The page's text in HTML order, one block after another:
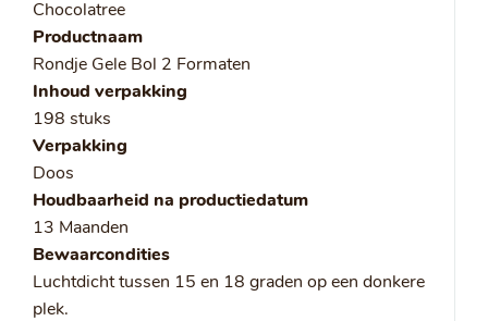
Chocolatree
Productnaam
Rondje Gele Bol 2 Formaten
Inhoud verpakking
198 stuks
Verpakking
Doos
Houdbaarheid na productiedatum
13 Maanden
Bewaarcondities
Luchtdicht tussen 15 en 18 graden op een donkere
plek.